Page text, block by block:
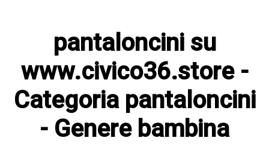
pantaloncini su
www.civico36.store -
Categoria pantaloncini
- Genere bambina